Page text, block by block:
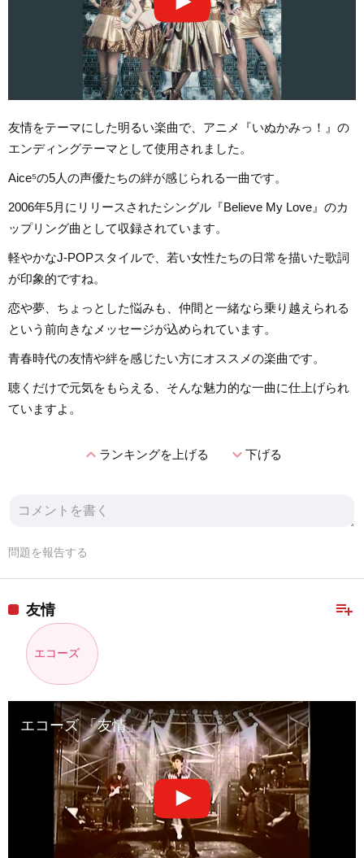
友情をテーマにした明るい楽曲で、アニメ『いぬかみっ！』の
エンディングテーマとして使用されました。
Aice⁵の5人の声優たちの絆が感じられる一曲です。
2006年5月にリリースされたシングル『Believe My Love』のカ
ップリング曲として収録されています。
軽やかなJ-POPスタイルで、若い女性たちの日常を描いた歌詞
が印象的ですね。
恋や夢、ちょっとした悩みも、仲間と一緒なら乗り越えられる
という前向きなメッセージが込められています。
青春時代の友情や絆を感じたい方にオススメの楽曲です。
聴くだけで元気をもらえる、そんな魅力的な一曲に仕上げられ
ていますよ。
expand_lessランキングを上げる expand_more下げる
問題を報告する
playlist_add
友情
エコーズ
エコーズ 「友情」